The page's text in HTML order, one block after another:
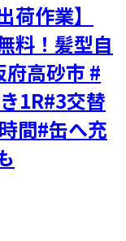
荷作業】
料！髪型自
高砂市 #
1R#3交替
間#缶へ充